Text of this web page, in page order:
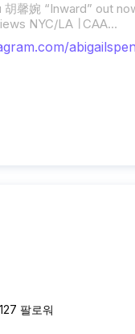
out now 🎵
NYC/LA ∣ CAA
팔로워